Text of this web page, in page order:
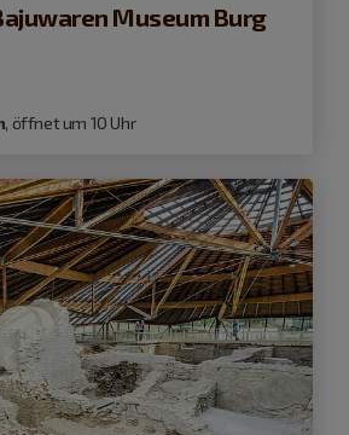
Museum Burg
, öffnet um 10 Uhr